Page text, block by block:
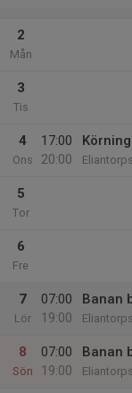
2
Mån
3
Tis
4
Ons
17:00
20:00
5
Tor
6
Fre
7
Lör
07:00
19:00
Banan
8
Sön
07:00
19:00
Banan